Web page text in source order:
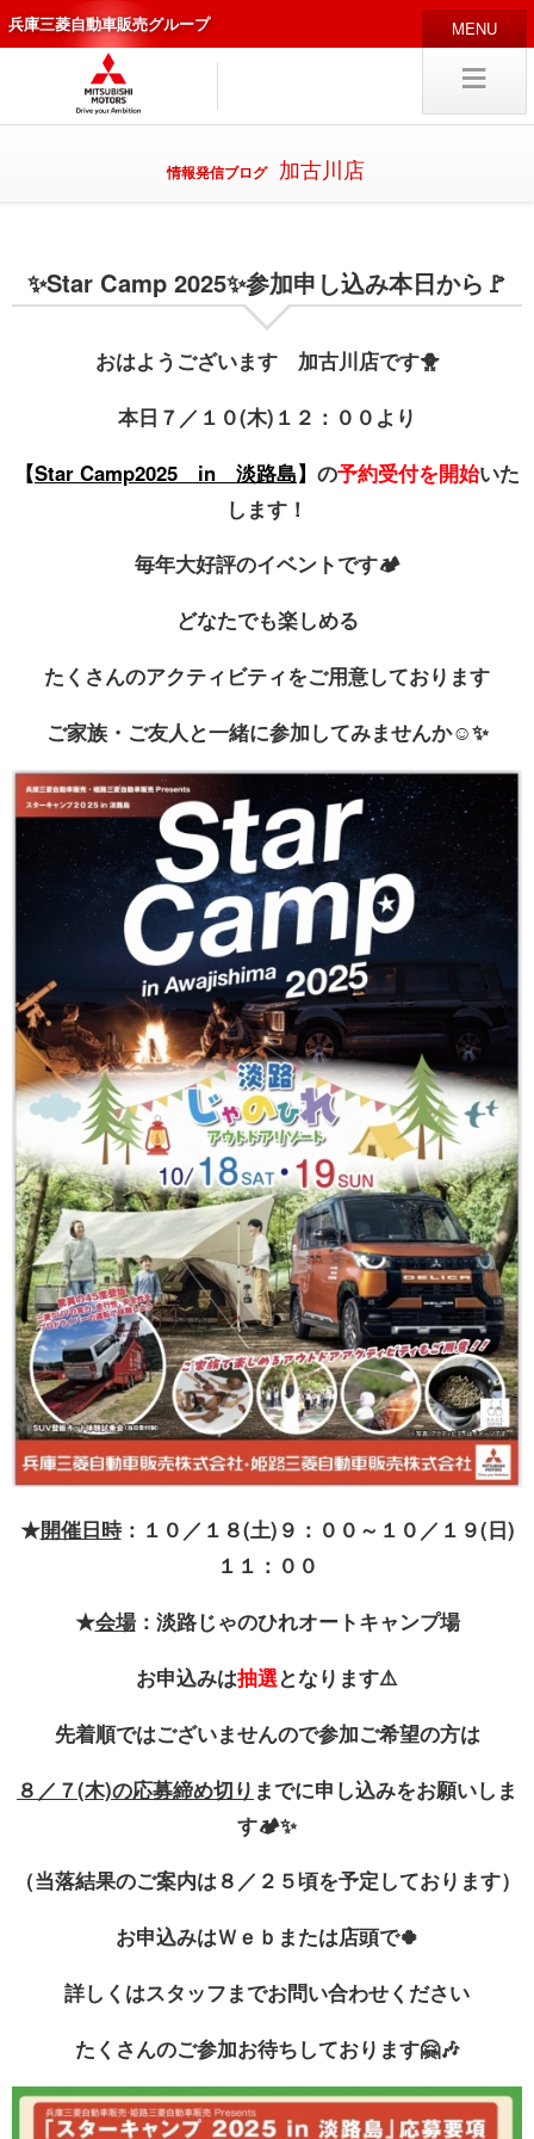
兵庫三菱自動車販売グループ
HOME 販売店
新車 中古車
採用情報 キャリア採用
入庫予約
お問い合わせ
情報発信ブログ 加古川店
✨Star Camp 2025✨参加申し込み本日から🚩
おはようございます 加古川店です🐥
本日７／１０(木)１２：００より
【Star Camp2025 in 淡路島】 の予約受付を開始いた
します！
毎年大好評のイベントです🏕️
どなたでも楽しめる
たくさんのアクティビティをご用意しております
ご家族・ご友人と一緒に参加してみませんか☺️✨
★開催日時：１０／１８(土)９：００～１０／１９(日)
１１：００
★会場：淡路じゃのひれオートキャンプ場
お申込みは抽選となります⚠️
先着順ではございませんので参加ご希望の方は
８／７(木)の応募締め切り までに申し込みをお願いしま
す🏕️✨
（当落結果のご案内は８／２５頃を予定しております）
お申込みはＷｅｂまたは店頭で🍀
詳しくはスタッフまでお問い合わせください
たくさんのご参加お待ちしております🤗🎶